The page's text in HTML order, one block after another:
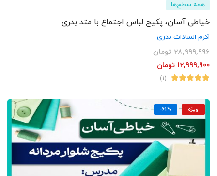
همه سطح‌ها
خیاطی آسان، پکیج لباس اجتماع با متد بدری
اکرم السادات بدری
28,999,996 تومان
12,999,900 تومان
(1)
ویژه -61%